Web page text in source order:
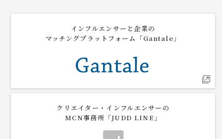
インフルエンサーと企業の
マッチングプラットフォーム「Gantale」
クリエイター・インフルエンサーの
MCN事務所「JUDD LINE」